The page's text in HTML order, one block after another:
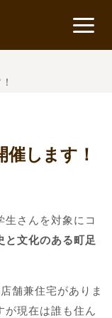
します！
生さんを対象にコ
と文化のある町足
舗兼住宅がありま
が現在は誰も住ん